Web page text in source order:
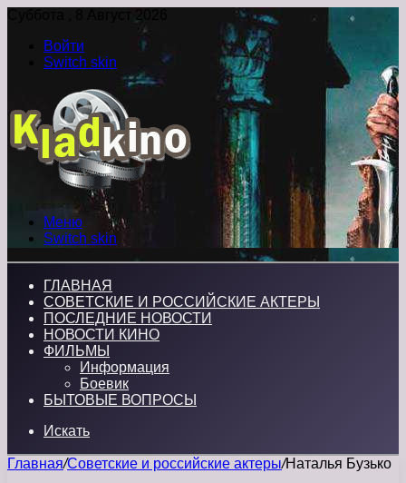
Суббота , 8 Август 2026
Войти
Switch skin
Меню
Switch skin
ГЛАВНАЯ
СОВЕТСКИЕ И РОССИЙСКИЕ АКТЕРЫ
ПОСЛЕДНИЕ НОВОСТИ
НОВОСТИ КИНО
ФИЛЬМЫ
Информация
Боевик
БЫТОВЫЕ ВОПРОСЫ
Искать
Главная/Советские и российские актеры/Наталья Бузько